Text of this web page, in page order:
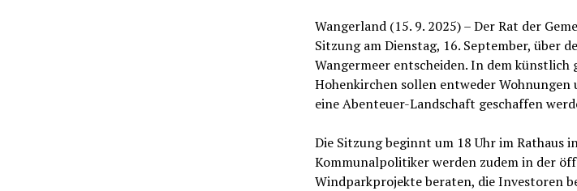
Wangerland (15. 9. 2025) – Der Rat der
Sitzung am Dienstag, 16. September, über
Wangermeer entscheiden. In dem künstlich
Hohenkirchen sollen entweder Wohnungen
eine Abenteuer-Landschaft geschaffen
Die Sitzung beginnt um 18 Uhr im Rathaus
Kommunalpolitiker werden zudem in der
Windparkprojekte beraten, die Investoren